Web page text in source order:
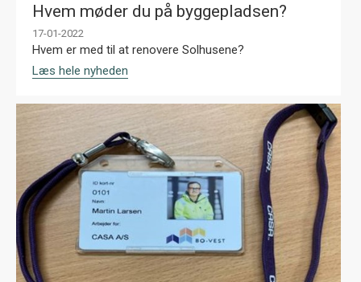
Hvem møder du på byggepladsen?
17-01-2022
Hvem er med til at renovere Solhusene?
Læs hele nyheden